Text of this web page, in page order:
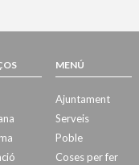
MENÚ
Ajuntament
Serveis
Poble
Coses per fer